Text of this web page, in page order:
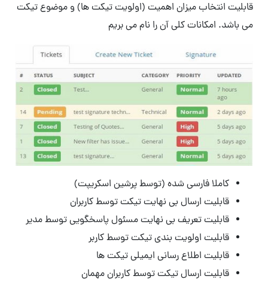
قابلیت انتخاب میزان اهمیت (اولویت تیکت ها) و موضوع تیکت
می باشد. امکانات کلی آن را نام می بریم
کاملا فارسی شده (توسط پرشین اسکریپت)
قابلیت ارسال بی نهایت تیکت توسط کاربران
قابلیت تعریف بی نهایت مسئول پاسخگویی توسط مدیر
قابلیت اولویت بندی تیکت توسط کاربر
قابلیت اطلاع رسانی ایمیلی تیکت ها
قابلیت ارسال تیکت توسط کاربران مهمان